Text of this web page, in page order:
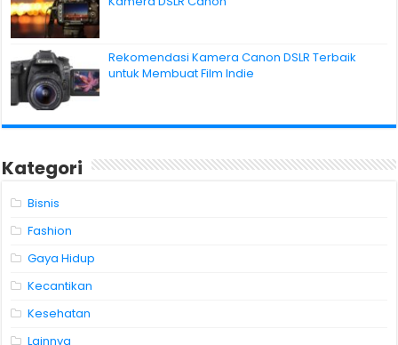
Rekomendasi Kamera Canon DSLR Terbaik
untuk Membuat Film Indie
Kategori
Bisnis
Fashion
Gaya Hidup
Kecantikan
Kesehatan
Lainnya